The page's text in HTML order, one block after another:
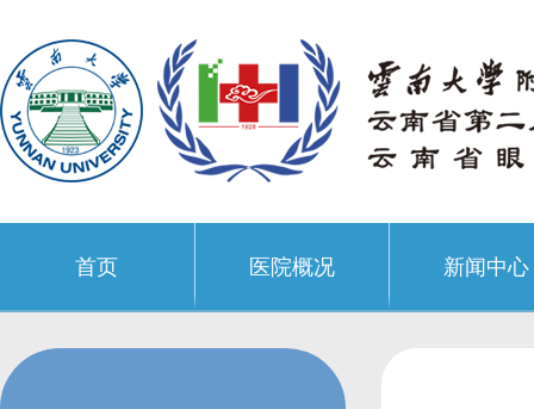
首页 医院概况 新闻中心